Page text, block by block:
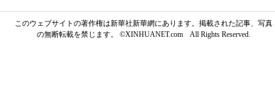
このウェブサイトの著作権は新華社新華網にあります。掲載された記事、写真
の無断転載を禁じます。 ©XINHUANET.com All Rights Reserved.